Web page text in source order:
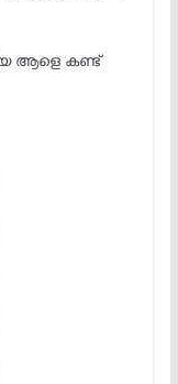
ആളെ കണ്ട്